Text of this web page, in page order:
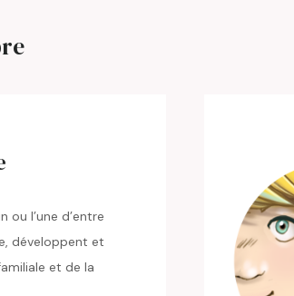
ou l’une d’entre
développent et
et de la